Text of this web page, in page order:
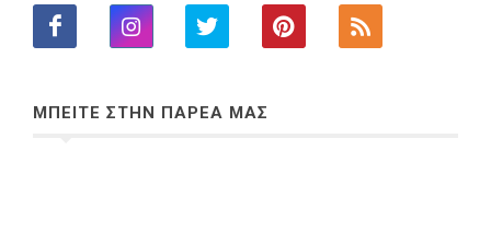
ΜΠΕΙΤΕ ΣΤΗΝ ΠΑΡΕΑ ΜΑΣ